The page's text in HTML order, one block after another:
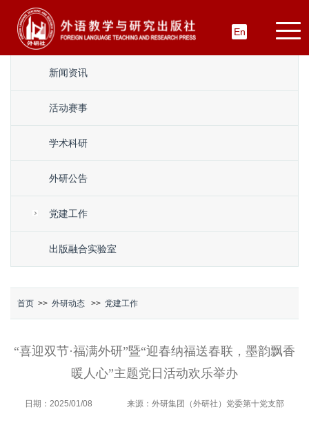
En
新闻资讯
活动赛事
学术科研
外研公告
党建工作
出版融合实验室
首页 >> 外研动态 >> 党建工作
“喜迎双节·福满外研”暨“迎春纳福送春联，墨韵飘香
暖人心”主题党日活动欢乐举办
日期：2025/01/08 来源：外研集团（外研社）党委第十党支部